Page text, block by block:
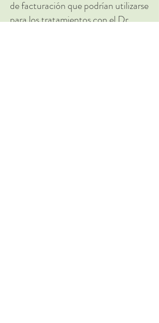
de facturación que podrían utilizarse
para los tratamientos con el Dr.